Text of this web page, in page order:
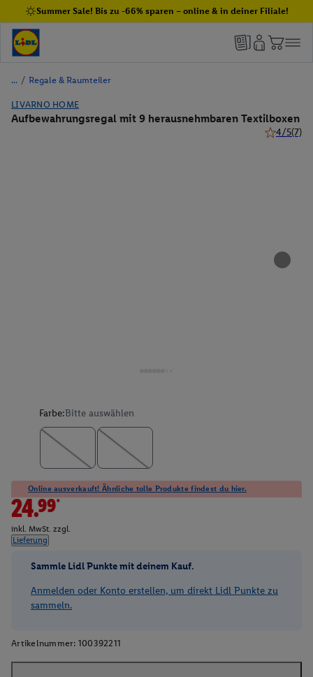
Summer Sale! Bis zu -66% sparen – online & in deiner Filiale!
/ Regale & Raumteiler
LIVARNO HOME
Aufbewahrungsregal mit 9 herausnehmbaren Textilboxen
4/5(7)
Farbe:Bitte auswählen
Online ausverkauft! Ähnliche tolle Produkte findest du hier.
24.99*
inkl. MwSt. zzgl.
Lieferung
Sammle Lidl Punkte mit deinem Kauf.
Anmelden oder Konto erstellen, um direkt Lidl Punkte zu
sammeln.
Artikelnummer: 100392211